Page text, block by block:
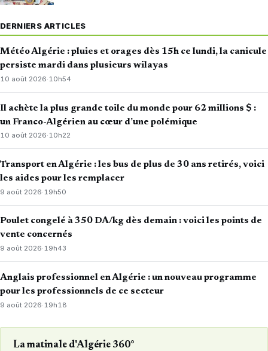
DERNIERS ARTICLES
Météo Algérie : pluies et orages dès 15h ce lundi, la canicule
persiste mardi dans plusieurs wilayas
10 août 2026·10h54
Il achète la plus grande toile du monde pour 62 millions $ :
un Franco-Algérien au cœur d’une polémique
10 août 2026·10h22
Transport en Algérie : les bus de plus de 30 ans retirés, voici
les aides pour les remplacer
9 août 2026· 19h50
Poulet congelé à 350 DA/kg dès demain : voici les points de
vente concernés
9 août 2026·19h43
Anglais professionnel en Algérie : un nouveau programme
pour les professionnels de ce secteur
9 août 2026· 19h18
La matinale d'Algérie 360°